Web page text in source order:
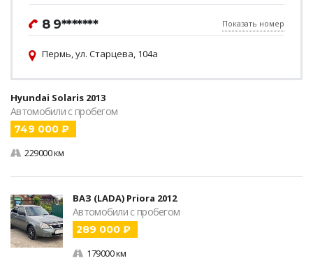
8 9******* Показать номер
Пермь, ул. Старцева, 104а
Hyundai Solaris 2013
Автомобили с пробегом
749 000 ₽
229000 км
ВАЗ (LADA) Priora 2012
Автомобили с пробегом
289 000 ₽
179000 км